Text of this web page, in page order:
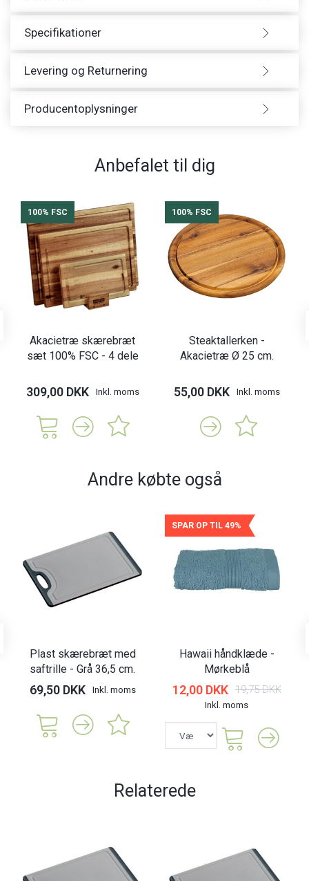
Specifikationer
Levering og Returnering
Producentoplysninger
Anbefalet til dig
100% FSC
Akacietræ skærebræt
sæt 100% FSC - 4 dele
309,00 DKK Inkl. moms
100% FSC
Steaktallerken -
Akacietræ Ø 25 cm.
55,00 DKK Inkl. moms
Andre købte også
Plast skærebræt med
saftrille - Grå 36,5 cm.
69,50 DKK Inkl. moms
SPAR OP TIL 49%
Hawaii håndklæde -
Mørkeblå
12,00 DKK 19,75 DKK
Inkl. moms
Relaterede